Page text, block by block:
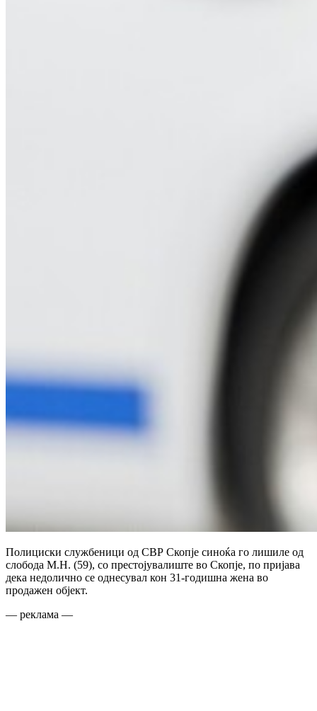
Полициски службеници од СВР Скопје синоќа го лишиле од
слобода М.Н. (59), со престојувалиште во Скопје, по пријава
дека недолично се однесувал кон 31-годишна жена во
продажен објект.
— реклама —